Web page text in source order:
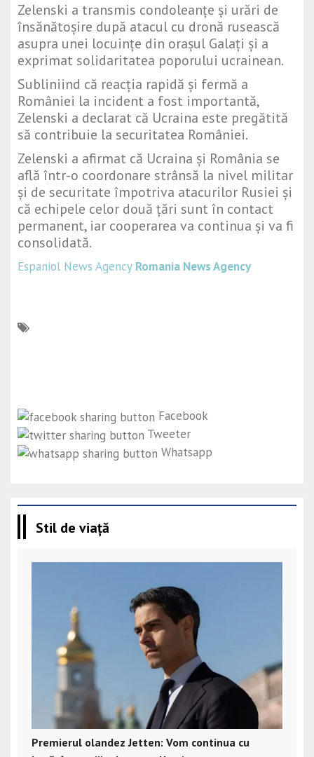
Zelenski a transmis condoleanțe și urări de
însănătoșire după atacul cu dronă rusească
asupra unei locuințe din orașul Galați și a
exprimat solidaritatea poporului ucrainean.
Subliniind că reacția rapidă și fermă a
României la incident a fost importantă,
Zelenski a declarat că Ucraina este pregătită
să contribuie la securitatea României.
Zelenski a afirmat că Ucraina și România se
află într-o coordonare strânsă la nivel militar
și de securitate împotriva atacurilor Rusiei și
că echipele celor două țări sunt în contact
permanent, iar cooperarea va continua și va fi
consolidată.
Espaniol News Agency Romania News Agency
Facebook
Tweeter
Whatsapp
Stil de viață
Premierul olandez Jetten: Vom continua cu